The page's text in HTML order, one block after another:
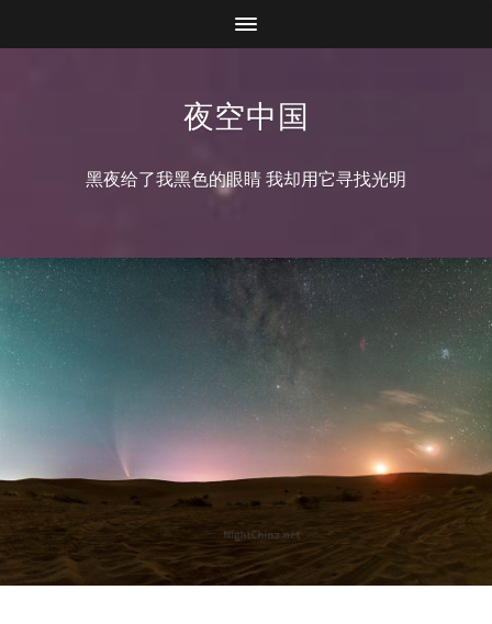
夜空中国
黑夜给了我黑色的眼睛 我却用它寻找光明